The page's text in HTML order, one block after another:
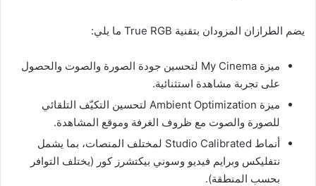
يضم الطرازان المزودان بتقنية True RGB ما يلي:
ميزة My Cinema لتحسين جودة الصورة والصوت والحصول
على تجربة مشاهدة استثنائية.
ميزة Ambient Optimization لتحسين التكيّف التلقائي
للصورة والصوت مع ظروف الغرفة وموقع المشاهدة.
أنماط Studio Calibrated لمختلف المنصات، بما يشمل
نتفليكس وبرايم فيديو وسوني بيكتشرز كور (يختلف التوافر
بحسب المنطقة).